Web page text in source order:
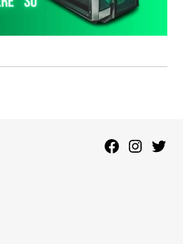
Facebook